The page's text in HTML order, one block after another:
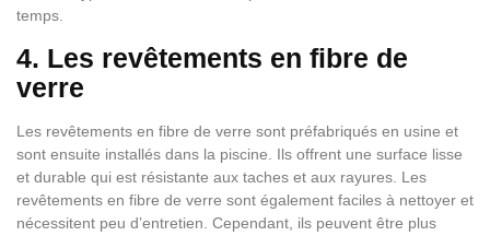
temps.
4. Les revêtements en fibre de
verre
Les revêtements en fibre de verre sont préfabriqués en usine et
sont ensuite installés dans la piscine. Ils offrent une surface lisse
et durable qui est résistante aux taches et aux rayures. Les
revêtements en fibre de verre sont également faciles à nettoyer et
nécessitent peu d’entretien. Cependant, ils peuvent être plus